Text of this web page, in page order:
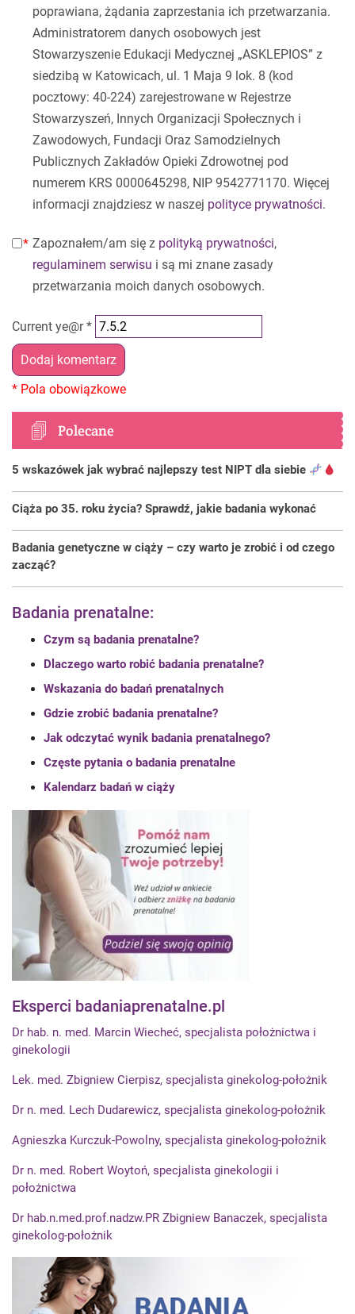
poprawiana, żądania zaprzestania ich przetwarzania.
Administratorem danych osobowych jest
Stowarzyszenie Edukacji Medycznej „ASKLEPIOS” z
siedzibą w Katowicach, ul. 1 Maja 9 lok. 8 (kod
pocztowy: 40-224) zarejestrowane w Rejestrze
Stowarzyszeń, Innych Organizacji Społecznych i
Zawodowych, Fundacji Oraz Samodzielnych
Publicznych Zakładów Opieki Zdrowotnej pod
numerem KRS 0000645298, NIP 9542771170. Więcej
informacji znajdziesz w naszej polityce prywatności.
Zapoznałem/am się z polityką prywatności,
regulaminem serwisu i są mi znane zasady
przetwarzania moich danych osobowych.
Current ye@r*
Polecane
5 wskazówek jak wybrać najlepszy test NIPT dla siebie
Ciąża po 35. roku życia? Sprawdź, jakie badania wykonać
Badania genetyczne w ciąży – czy warto je zrobić i od czego
zacząć?
Badania prenatalne:
Czym są badania prenatalne?
Dlaczego warto robić badania prenatalne?
Wskazania do badań prenatalnych
Gdzie zrobić badania prenatalne?
Jak odczytać wynik badania prenatalnego?
Częste pytania o badania prenatalne
Kalendarz badań w ciąży
Eksperci badaniaprenatalne.pl
Dr hab. n. med. Marcin Wiecheć, specjalista położnictwa i
ginekologii
Lek. med. Zbigniew Cierpisz, specjalista ginekolog-położnik
Dr n. med. Lech Dudarewicz, specjalista ginekolog-położnik
Agnieszka Kurczuk-Powolny, specjalista ginekolog-położnik
Dr n. med. Robert Woytoń, specjalista ginekologii i
położnictwa
Dr hab.n.med.prof.nadzw.PR Zbigniew Banaczek, specjalista
ginekolog-położnik